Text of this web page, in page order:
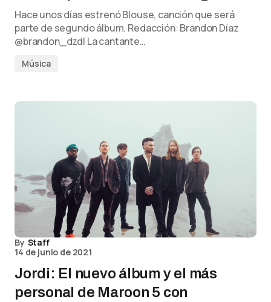
Hace unos días estrenó Blouse, canción que será
parte de segundo álbum. Redacción: Brandon Díaz
@brandon_dzdl La cantante…
Música
By Staff
14 de junio de 2021
Jordi: El nuevo álbum y el más
personal de Maroon 5 con